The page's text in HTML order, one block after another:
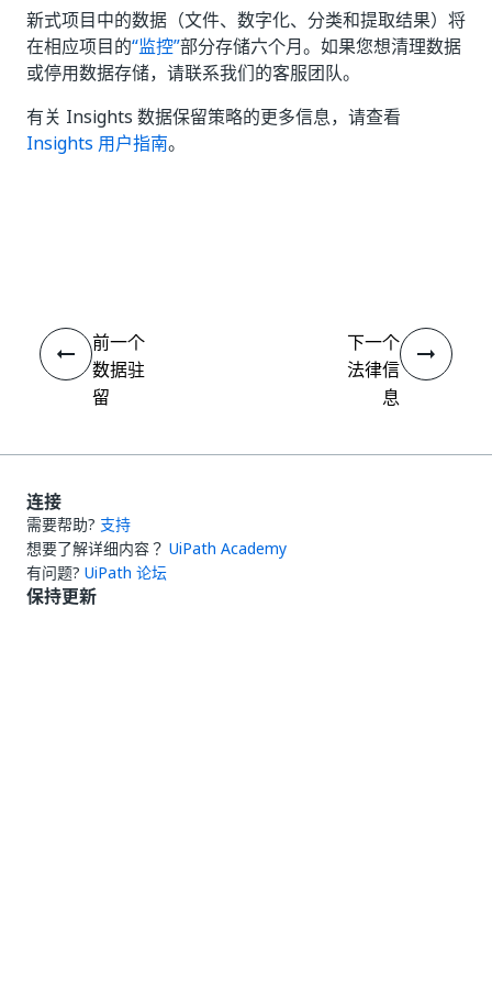
新式项目中的数据（文件、数字化、分类和提取结果）将
在相应项目的“监控”部分存储六个月。如果您想清理数据
或停用数据存储，请联系我们的客服团队。
有关 Insights 数据保留策略的更多信息，请查看
Insights 用户指南。
前一个
数据驻
留
下一个
法律信
息
连接
需要帮助? 支持
想要了解详细内容？ UiPath Academy
有问题? UiPath 论坛
保持更新